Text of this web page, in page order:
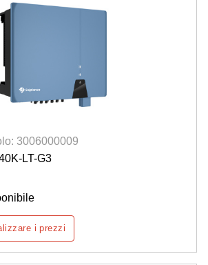
3006000009
LT-G3
i prezzi